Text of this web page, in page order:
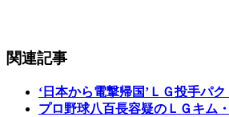
関連記事
‘日本から電撃帰国’ＬＧ投手パ
プロ野球八百長容疑のＬＧキム